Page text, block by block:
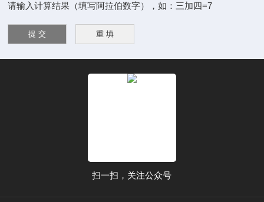
请输入计算结果（填写阿拉伯数字），如：三加四=7
扫一扫，关注公众号